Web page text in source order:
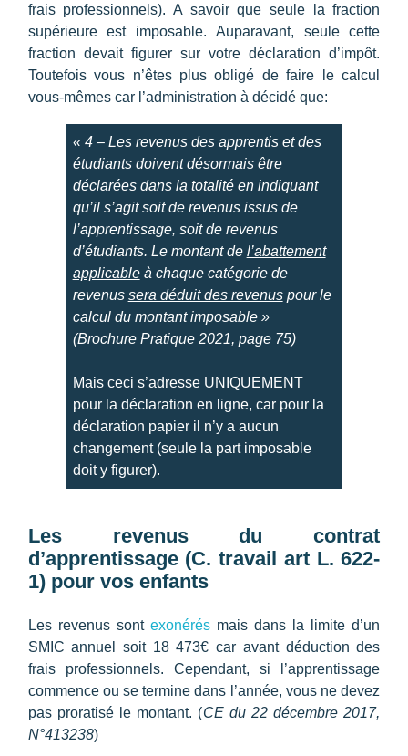
é
c
l
a
r
e
r
l
e
s
e
v
e
n
frais professionnels). A savoir que seule la fraction
supérieure est imposable. Auparavant, seule cette
fraction devait figurer sur votre déclaration d’impôt.
Toutefois vous n’êtes plus obligé de faire le calcul
vous-mêmes car l’administration à décidé que:
« 4 – Les revenus des apprentis et des
étudiants doivent désormais être
déclarées dans la totalitéen indiquant
qu’il s’agit soit de revenus issus de
l’apprentissage, soit de revenus
d’étudiants. Le montant de l’abattement
applicableà chaque catégorie de
revenus sera déduit des revenuspour le
calcul du montant imposable »
(Brochure Pratique 2021, page 75)
Mais ceci s’adresse UNIQUEMENT
pour la déclaration en ligne, car pour la
déclaration papier il n’y a aucun
changement (seule la part imposable
doit y figurer).
Les revenus du contrat
d’apprentissage (C. travail art L. 622-
1) pour vos enfants
Les revenus sont exonérésmais dans la limite d’un
SMIC annuel soit 18 473€ car avant déduction des
frais professionnels. Cependant, si l’apprentissage
commence ou se termine dans l’année, vous ne devez
pas proratisé le montant. (CE du 22 décembre 2017,
N°413238)